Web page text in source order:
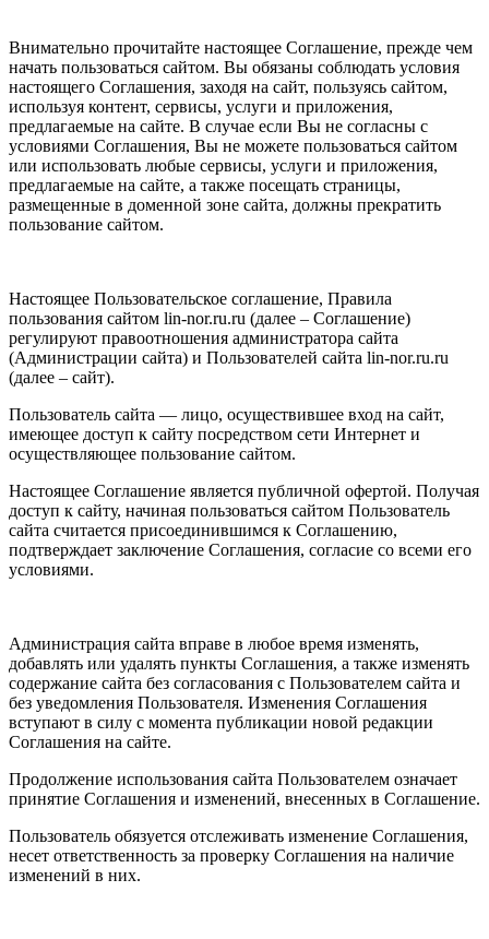
Внимательно прочитайте настоящее Соглашение, прежде чем
начать пользоваться сайтом. Вы обязаны соблюдать условия
настоящего Соглашения, заходя на сайт, пользуясь сайтом,
используя контент, сервисы, услуги и приложения,
предлагаемые на сайте. В случае если Вы не согласны с
условиями Соглашения, Вы не можете пользоваться сайтом
или использовать любые сервисы, услуги и приложения,
предлагаемые на сайте, а также посещать страницы,
размещенные в доменной зоне сайта, должны прекратить
пользование сайтом.
Настоящее Пользовательское соглашение, Правила
пользования сайтом lin-nor.ru.ru (далее – Соглашение)
регулируют правоотношения администратора сайта
(Администрации сайта) и Пользователей сайта lin-nor.ru.ru
(далее – сайт).
Пользователь сайта — лицо, осуществившее вход на сайт,
имеющее доступ к сайту посредством сети Интернет и
осуществляющее пользование сайтом.
Настоящее Соглашение является публичной офертой. Получая
доступ к сайту, начиная пользоваться сайтом Пользователь
сайта считается присоединившимся к Соглашению,
подтверждает заключение Соглашения, согласие со всеми его
условиями.
Администрация сайта вправе в любое время изменять,
добавлять или удалять пункты Соглашения, а также изменять
содержание сайта без согласования с Пользователем сайта и
без уведомления Пользователя. Изменения Соглашения
вступают в силу с момента публикации новой редакции
Соглашения на сайте.
Продолжение использования сайта Пользователем означает
принятие Соглашения и изменений, внесенных в Соглашение.
Пользователь обязуется отслеживать изменение Соглашения,
несет ответственность за проверку Соглашения на наличие
изменений в них.